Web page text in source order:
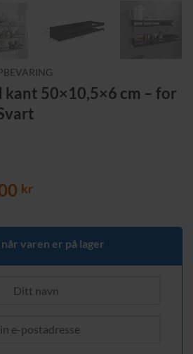
50×10,5×6 cm – for
kr.
krNåværende
er:
179,00 kr.
varen er på lager